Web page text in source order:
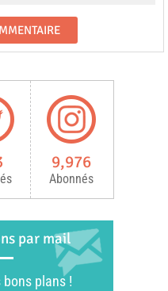
9,976
Abonnés
par mail
bons plans !